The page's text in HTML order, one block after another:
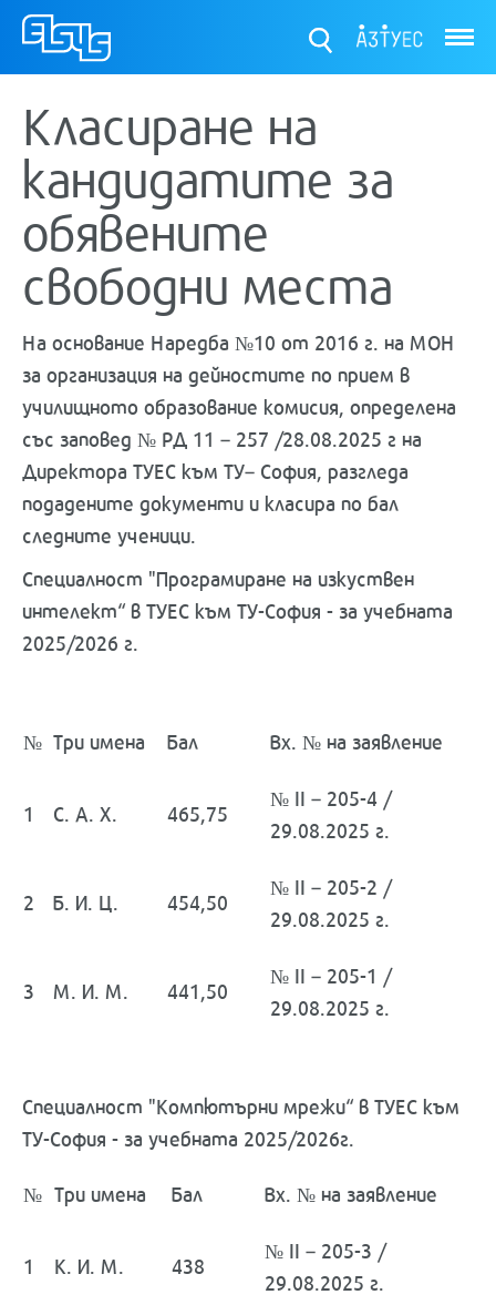
Класиране на
кандидатите за
обявените
свободни места
На основание Наредба №10 от 2016 г. на МОН
за организация на дейностите по прием в
училищното образование комисия, определена
със заповед № РД 11 – 257 /28.08.2025 г на
Директора ТУЕС към ТУ– София, разгледа
подадените документи и класира по бал
следните ученици.
Специалност "Програмиране на изкуствен
интелект“ в ТУЕС към ТУ-София - за учебната
2025/2026 г.
№ Три имена Бал Вх. № на заявление
1 С. А. Х. 465,75
№ II – 205-4 /
29.08.2025 г.
2 Б. И. Ц. 454,50
№ II – 205-2 /
29.08.2025 г.
3 М. И. М. 441,50
№ II – 205-1 /
29.08.2025 г.
Специалност "Компютърни мрежи“ в ТУЕС към
ТУ-София - за учебната 2025/2026г.
№ Три имена Бал Вх. № на заявление
1 К. И. М. 438
№ II – 205-3 /
29.08.2025 г.